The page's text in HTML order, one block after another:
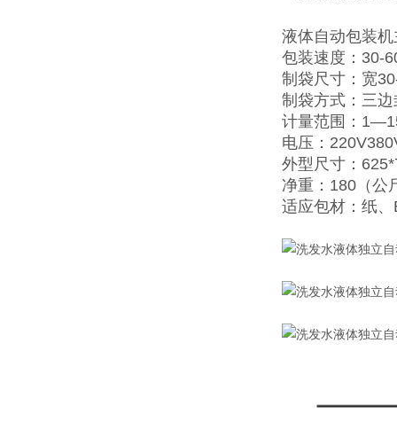
液体自动包装机
包装速度：30-
制袋尺寸：宽
制袋方式：三
计量范围：
电压：
外型尺寸：
净重：180（公
适应包材：纸